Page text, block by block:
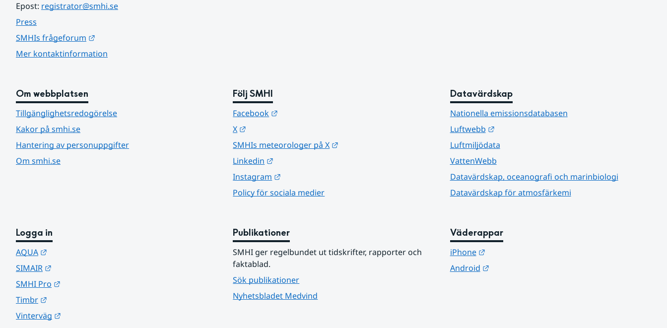
Epost: registrator@smhi.se
Press
SMHIs frågeforum
Mer kontaktinformation
Om webbplatsen
Tillgänglighetsredogörelse
Kakor på smhi.se
Hantering av personuppgifter
Om smhi.se
Följ SMHI
Facebook
X
SMHIs meteorologer på X
Linkedin
Instagram
Policy för sociala medier
Datavärdskap
Nationella emissionsdatabasen
Luftwebb
Länk till annan webbplats.
Luftmiljödata
VattenWebb
Datavärdskap, oceanografi och marinbiologi
Datavärdskap för atmosfärkemi
Logga in
AQUA
SIMAIR
SMHI Pro
Timbr
Vinterväg
Publikationer
SMHI ger regelbundet ut tidskrifter, rapporter och
faktablad.
Sök publikationer
Nyhetsbladet Medvind
Väderappar
iPhone
Länk till annan webbplats.
Android
Länk till annan webbplats.